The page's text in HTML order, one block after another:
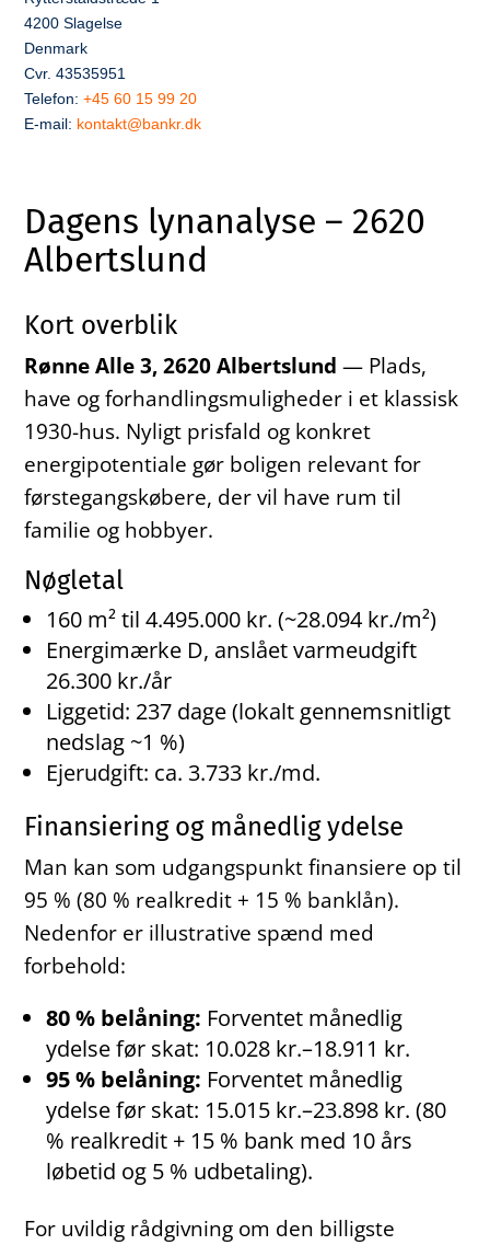
4200 Slagelse
Denmark
Cvr. 43535951
Telefon:+45 60 15 99 20
E-mail: kontakt@bankr.dk
Dagens lynanalyse – 2620
Albertslund
Kort overblik
Rønne Alle 3, 2620 Albertslund — Plads,
have og forhandlingsmuligheder i et klassisk
1930-hus. Nyligt prisfald og konkret
energipotentiale gør boligen relevant for
førstegangskøbere, der vil have rum til
familie og hobbyer.
Nøgletal
160 m² til 4.495.000 kr. (~28.094 kr./m²)
Energimærke D, anslået varmeudgift
26.300 kr./år
Liggetid: 237 dage (lokalt gennemsnitligt
nedslag ~1 %)
Ejerudgift: ca. 3.733 kr./md.
Finansiering og månedlig ydelse
Man kan som udgangspunkt finansiere op til
95 % (80 % realkredit + 15 % banklån).
Nedenfor er illustrative spænd med
forbehold:
80 % belåning: Forventet månedlig
ydelse før skat: 10.028 kr.–18.911 kr.
95 % belåning: Forventet månedlig
ydelse før skat: 15.015 kr.–23.898 kr. (80
% realkredit + 15 % bank med 10 års
løbetid og 5 % udbetaling).
For uvildig rådgivning om den billigste